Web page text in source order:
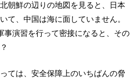
朝鮮の辺りの地図を見ると、日本
て、中国は海に面していません。
事演習を行って密接になると、その
ては、安全保障上のいちばんの脅